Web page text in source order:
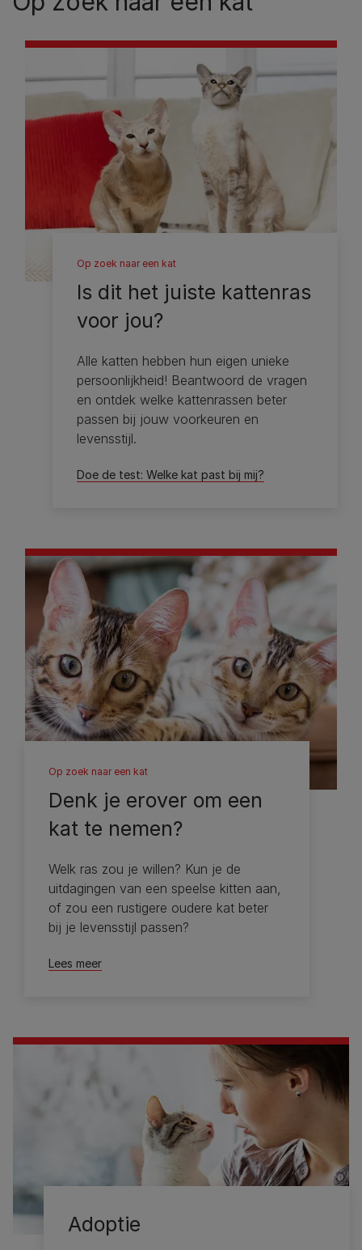
Op zoek naar een kat
Is dit het juiste kattenras
voor jou?
Alle katten hebben hun eigen unieke
persoonlijkheid! Beantwoord de vragen
en ontdek welke kattenrassen beter
passen bij jouw voorkeuren en
levensstijl.
Doe de test: Welke kat past bij mij?
Op zoek naar een kat
Denk je erover om een ​​
kat te nemen?
Welk ras zou je willen? Kun je de
uitdagingen van een speelse kitten aan,
of zou een rustigere oudere kat beter
bij je levensstijl passen?
Lees meer
Adoptie